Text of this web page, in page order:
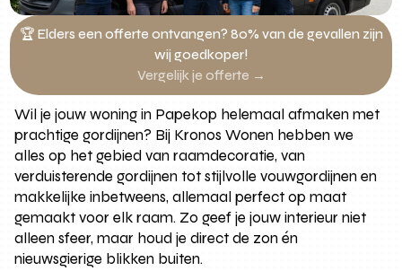
🏆 Elders een offerte ontvangen? 80% van de gevallen zijn
wij goedkoper!
Vergelijk je offerte →
Wil je jouw woning in Papekop helemaal afmaken met
prachtige gordijnen? Bij Kronos Wonen hebben we
alles op het gebied van raamdecoratie, van
verduisterende gordijnen tot stijlvolle vouwgordijnen en
makkelijke inbetweens, allemaal perfect op maat
gemaakt voor elk raam. Zo geef je jouw interieur niet
alleen sfeer, maar houd je direct de zon én
nieuwsgierige blikken buiten.